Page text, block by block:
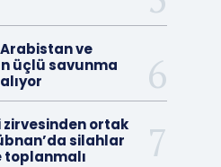
ve
üçlü savunma
ortak
silahlar
toplanmalı